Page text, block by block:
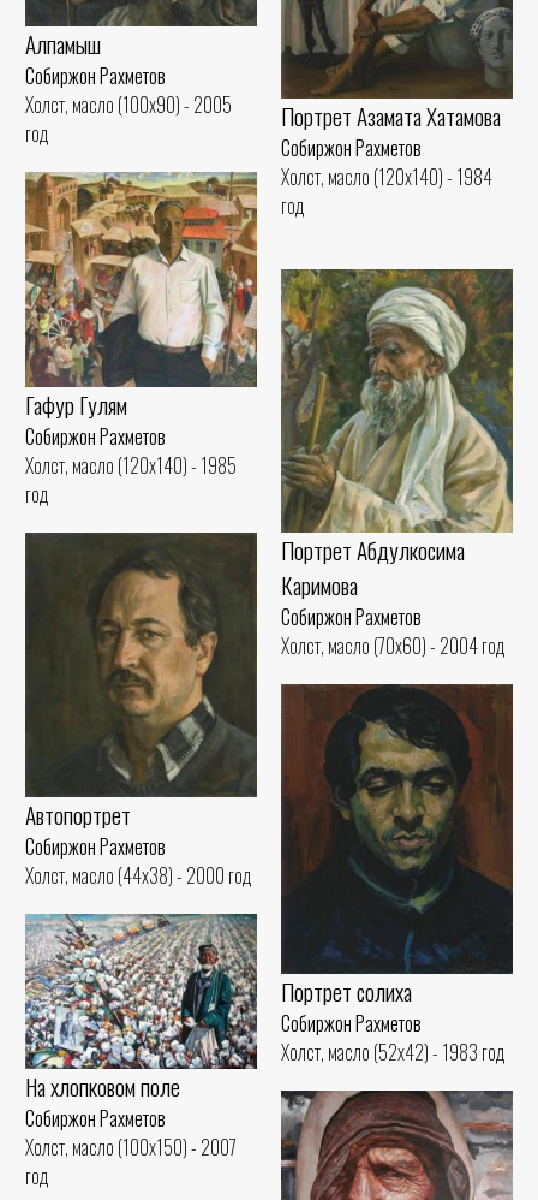
Алпамыш
Собиржон Рахметов
Холст, масло (100x90) - 2005
год
Портрет Азамата Хатамова
Собиржон Рахметов
Холст, масло (120x140) - 1984
год
Гафур Гулям
Собиржон Рахметов
Холст, масло (120x140) - 1985
год
Портрет Абдулкосима
Каримова
Собиржон Рахметов
Холст, масло (70x60) - 2004 год
Автопортрет
Собиржон Рахметов
Холст, масло (44x38) - 2000 год
Портрет солиха
Собиржон Рахметов
Холст, масло (52x42) - 1983 год
На хлопковом поле
Собиржон Рахметов
Холст, масло (100x150) - 2007
год